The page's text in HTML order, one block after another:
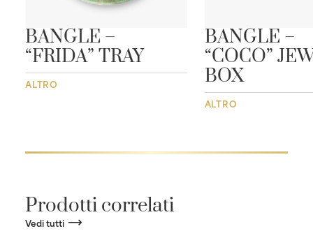
BANGLE –
“FRIDA” TRAY
ALTRO
BANGLE –
“COCO”
BOX
ALTRO
Prodotti correlati
Vedi tutti